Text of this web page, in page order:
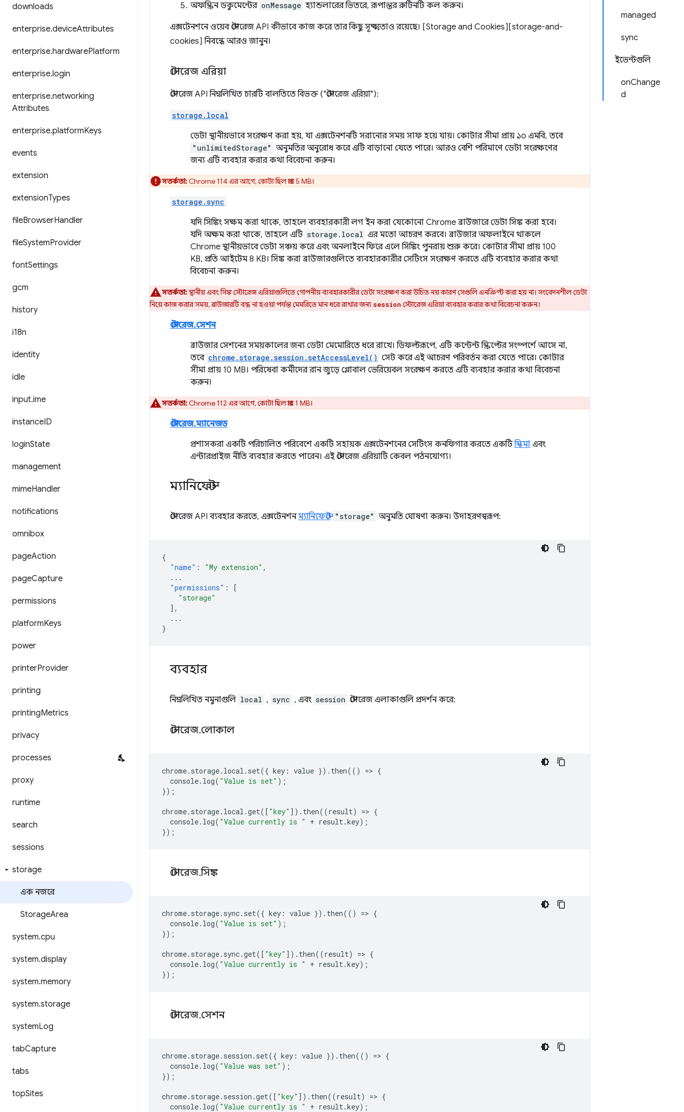
downloads
enterprise.deviceAttributes
enterprise.hardwarePlatform
enterprise.login
enterprise.networking
Attributes
enterprise.platformKeys
events
extension
extensionTypes
fileBrowserHandler
fileSystemProvider
fontSettings
gcm
history
i18n
identity
idle
input.ime
instanceID
loginState
management
mimeHandler
notifications
omnibox
pageAction
pageCapture
permissions
platformKeys
power
printerProvider
printing
printingMetrics
privacy
processes
proxy
runtime
search
sessions
storage
এক নজরে
StorageArea
system.cpu
system.display
system.memory
system.storage
systemLog
tabCapture
tabs
topSites
managed
sync
ইভেন্টগুলি
onChange
d
অফস্ক্রিন ডকুমেন্টের onMessage হ্যান্ডলারের ভিতরে, রূপান্তর রুটিনটি কল করুন।
এক্সটেনশনে ওয়েব স্টোরেজ API কীভাবে কাজ করে তার কিছু সূক্ষ্মতাও রয়েছে। [Storage and Cookies][storage-and-
cookies] নিবন্ধে আরও জানুন।
স্টোরেজ এরিয়া
স্টোরেজ API নিম্নলিখিত চারটি বালতিতে বিভক্ত ("স্টোরেজ এরিয়া"):
storage.local
ডেটা স্থানীয়ভাবে সংরক্ষণ করা হয়, যা এক্সটেনশনটি সরানোর সময় সাফ হয়ে যায়। কোটার সীমা প্রায় ১০ এমবি, তবে
"unlimitedStorage" অনুমতির অনুরোধ করে এটি বাড়ানো যেতে পারে। আরও বেশি পরিমাণে ডেটা সংরক্ষণের
জন্য এটি ব্যবহার করার কথা বিবেচনা করুন।
সতর্কতা:Chrome 114 এর আগে, কোটা ছিল প্রায় 5 MB।
storage.sync
যদি সিঙ্কিং সক্ষম করা থাকে, তাহলে ব্যবহারকারী লগ ইন করা যেকোনো Chrome ব্রাউজারে ডেটা সিঙ্ক করা হবে।
যদি অক্ষম করা থাকে, তাহলে এটি storage.local এর মতো আচরণ করবে। ব্রাউজার অফলাইনে থাকলে
Chrome স্থানীয়ভাবে ডেটা সঞ্চয় করে এবং অনলাইনে ফিরে এলে সিঙ্কিং পুনরায় শুরু করে। কোটার সীমা প্রায় 100
KB, প্রতি আইটেম 8 KB। সিঙ্ক করা ব্রাউজারগুলিতে ব্যবহারকারীর সেটিংস সংরক্ষণ করতে এটি ব্যবহার করার কথা
বিবেচনা করুন।
সতর্কতা:স্থানীয় এবং সিঙ্ক স্টোরেজ এরিয়াগুলিতে গোপনীয় ব্যবহারকারীর ডেটা সংরক্ষণ করা উচিত নয় কারণ সেগুলি এনক্রিপ্ট করা হয় না। সংবেদনশীল ডেটা
নিয়ে কাজ করার সময়, ব্রাউজারটি বন্ধ না হওয়া পর্যন্ত মেমরিতে মান ধরে রাখার জন্য session স্টোরেজ এরিয়া ব্যবহার করার কথা বিবেচনা করুন।
স্টোরেজ.সেশন
ব্রাউজার সেশনের সময়কালের জন্য ডেটা মেমোরিতে ধরে রাখে। ডিফল্টরূপে, এটি কন্টেন্ট স্ক্রিপ্টের সংস্পর্শে আসে না,
তবে chrome.storage.session.setAccessLevel() সেট করে এই আচরণ পরিবর্তন করা যেতে পারে। কোটার
সীমা প্রায় 10 MB। পরিষেবা কর্মীদের রান জুড়ে গ্লোবাল ভেরিয়েবল সংরক্ষণ করতে এটি ব্যবহার করার কথা বিবেচনা
করুন।
সতর্কতা:Chrome 112 এর আগে, কোটা ছিল প্রায় 1 MB।
স্টোরেজ.ম্যানেজড
প্রশাসকরা একটি পরিচালিত পরিবেশে একটি সহায়ক এক্সটেনশনের সেটিংস কনফিগার করতে একটিস্কিমা এবং
এন্টারপ্রাইজ নীতি ব্যবহার করতে পারেন। এই স্টোরেজ এরিয়াটি কেবল পঠনযোগ্য।
ম্যানিফেস্ট
স্টোরেজ API ব্যবহার করতে, এক্সটেনশনম্যানিফেস্টে "storage" অনুমতি ঘোষণা করুন। উদাহরণস্বরূপ:
{
"name" : "My extension" ,
...
"permissions" :
[
"storage"
],
...
}
ব্যবহার
নিম্নলিখিত নমুনাগুলি local , sync , এবং session স্টোরেজ এলাকাগুলি প্রদর্শন করে:
স্টোরেজ.লোকাল
chrome. storage. local . set({ key : value }). then(() => {
console. log( "Value is set" );
});
chrome. storage. local .get([ "key" ]). then((result) => {
console. log( "Value currently is " + result.key);
});
স্টোরেজ.সিঙ্ক
chrome. storage. sync. set({ key : value }). then(() => {
console. log( "Value is set" );
});
chrome. storage. sync.get([ "key" ]). then((result) => {
console. log( "Value currently is " + result.key);
});
স্টোরেজ.সেশন
chrome. storage. session . set({ key : value }). then(() => {
console. log( "Value was set" );
});
chrome. storage. session .get([ "key" ]). then((result) => {
console. log( "Value currently is " + result.key);